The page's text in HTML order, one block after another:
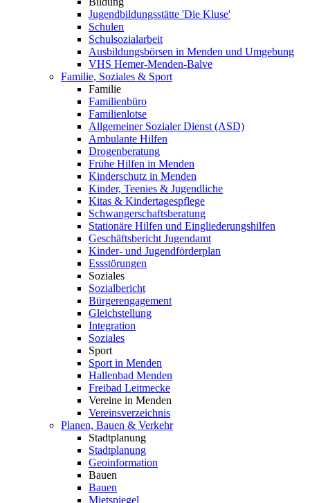
Jugendbildungsstätte 'Die Kluse'
Schulen
Schulsozialarbeit
Ausbildungsbörsen in Menden und Umgebung
VHS Hemer-Menden-Balve
Familie, Soziales & Sport
Familie
Familienbüro
Familienlotse
Allgemeiner Sozialer Dienst (ASD)
Ambulante Hilfen
Drogenberatung
Frühe Hilfen in Menden
Kinderschutz in Menden
Kinder, Teenies & Jugendliche
Kitas & Kindertagespflege
Schwangerschaftsberatung
Stationäre Hilfen und Eingliederungshilfen
Geschäftsbericht Jugendamt
Kinder- und Jugendförderplan
Essstörungen
Soziales
Sozialbericht
Bürgerengagement
Gleichstellung
Integration
Soziales
Sport
Sport in Menden
Hallenbad Menden
Freibad Leitmecke
Vereine in Menden
Vereinsverzeichnis
Planen, Bauen & Verkehr
Stadtplanung
Stadtplanung
Geoinformation
Bauen
Bauen
Mietspiegel